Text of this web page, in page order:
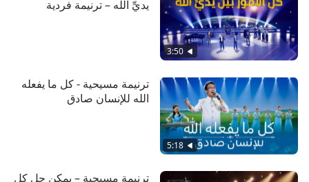
ولا يمكن امتلاكهما أو بلوغهما بأحد الفاسدين.
ما لديه من تسامح وصبر لا يملكه أي شخص عادي،
ما لديه من تسامح وصبر لا يملكه أي شخص عادي،
ولا يملك محبته أي كائن مخلوق.
ما لديه من تسامح وصبر لا يملكه أي شخص عادي،
ما لديه من تسامح وصبر لا يملكه أي شخص عادي،
3:50
يديِّ الله – ترنيمة فردية
5:18
ترنيمة مسيحية - كل ما يفعله
الله للإنسان صادق
ترنيمة مسيحية – يمكن حل كل